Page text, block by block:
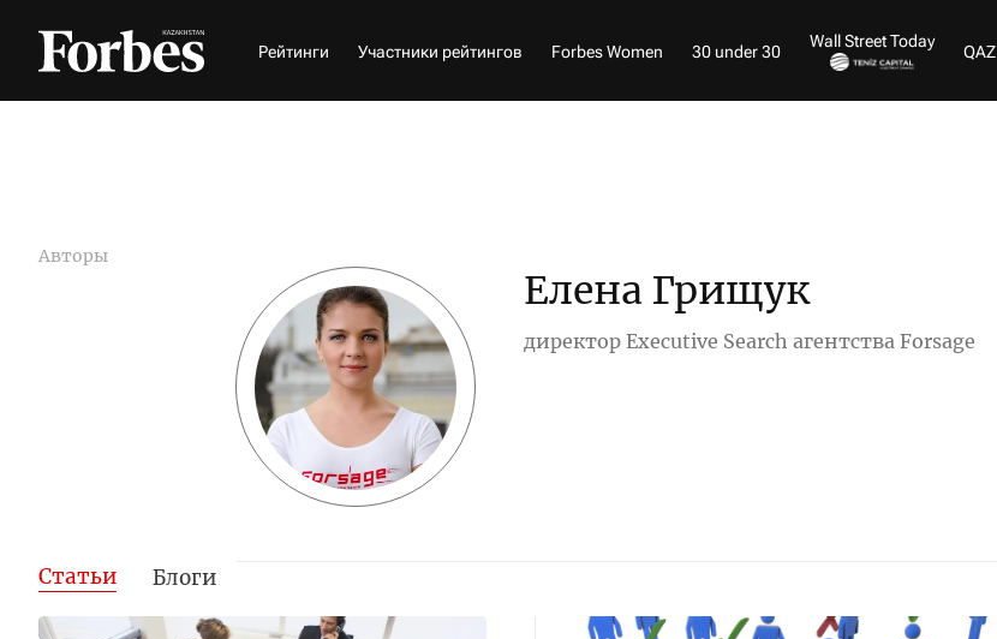
Рейтинги Участники рейтингов Forbes Women 30 under 30
Wall Street Today
QAZ
Авторы
Елена Грищук
директор Executive Search агентства Forsage
Статьи Блоги